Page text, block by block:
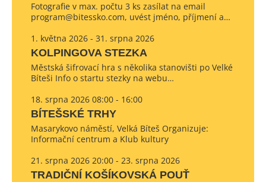
Fotografie v max. počtu 3 ks zasílat na email
program@bitessko.com, uvést jméno, příjmení a…
1. května 2026 - 31. srpna 2026
KOLPINGOVA STEZKA
Městská šifrovací hra s několika stanovišti po Velké
Bíteši Info o startu stezky na webu…
18. srpna 2026 08:00 - 16:00
BÍTEŠSKÉ TRHY
Masarykovo náměstí, Velká Bíteš Organizuje:
Informační centrum a Klub kultury
21. srpna 2026 20:00 - 23. srpna 2026
TRADIČNÍ KOŠÍKOVSKÁ POUŤ